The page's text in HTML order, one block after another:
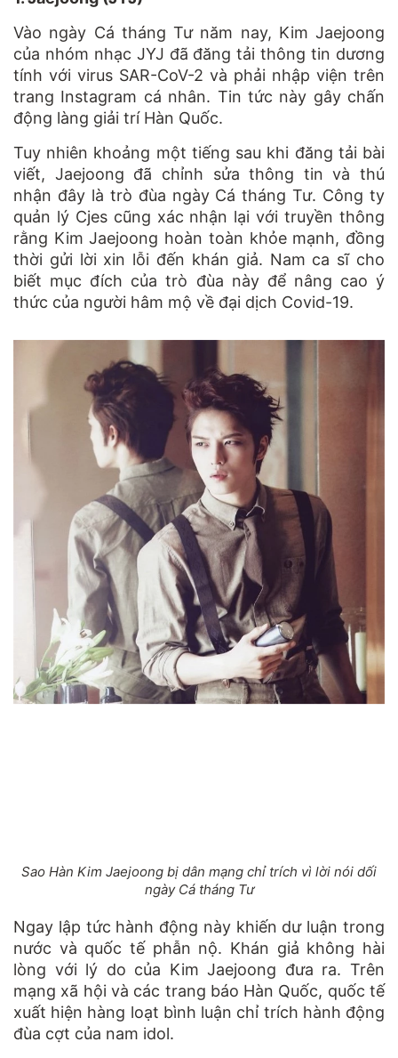
Vào ngày Cá tháng Tư năm nay, Kim Jaejoong
của nhóm nhạc JYJ đã đăng tải thông tin dương
tính với virus SAR-CoV-2 và phải nhập viện trên
trang Instagram cá nhân. Tin tức này gây chấn
động làng giải trí Hàn Quốc.
Tuy nhiên khoảng một tiếng sau khi đăng tải bài
viết, Jaejoong đã chỉnh sửa thông tin và thú
nhận đây là trò đùa ngày Cá tháng Tư. Công ty
quản lý Cjes cũng xác nhận lại với truyền thông
rằng Kim Jaejoong hoàn toàn khỏe mạnh, đồng
thời gửi lời xin lỗi đến khán giả. Nam ca sĩ cho
biết mục đích của trò đùa này để nâng cao ý
thức của người hâm mộ về đại dịch Covid-19.
Sao Hàn Kim Jaejoong bị dân mạng chỉ trích vì lời nói dối
ngày Cá tháng Tư
Ngay lập tức hành động này khiến dư luận trong
nước và quốc tế phẫn nộ. Khán giả không hài
lòng với lý do của Kim Jaejoong đưa ra. Trên
mạng xã hội và các trang báo Hàn Quốc, quốc tế
xuất hiện hàng loạt bình luận chỉ trích hành động
đùa cợt của nam idol.